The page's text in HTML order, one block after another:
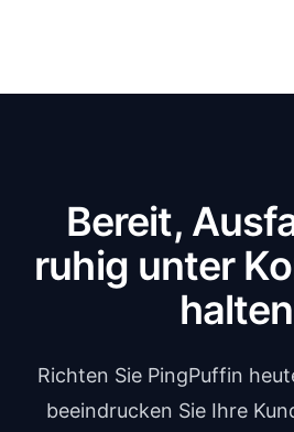
Bereit,
ruhig unter
Richten Sie PingPuffin
beeindrucken Sie Ihre